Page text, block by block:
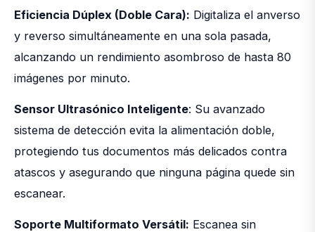
Eficiencia Dúplex (Doble Cara): Digitaliza el anverso
y reverso simultáneamente en una sola pasada,
alcanzando un rendimiento asombroso de hasta 80
imágenes por minuto.
Sensor Ultrasónico Inteligente: Su avanzado
sistema de detección evita la alimentación doble,
protegiendo tus documentos más delicados contra
atascos y asegurando que ninguna página quede sin
escanear.
Soporte Multiformato Versátil: Escanea sin